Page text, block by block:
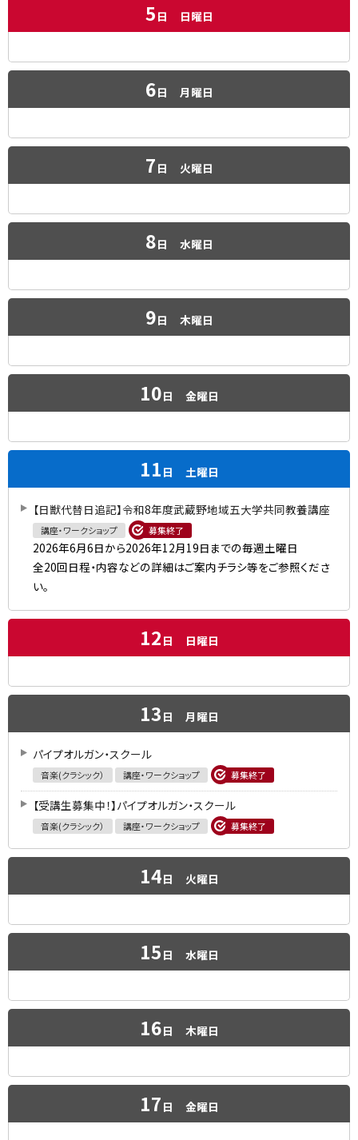
5 日 日曜日
6日 月曜日
7 日 火曜日
8日 水曜日
9日 木曜日
10日 金曜日
11 日 土曜日
【日獣代替日追記】令和8年度武蔵野地域五大学共同教養講座
講座・ワークショップ 募集終了
2026年6月6日から2026年12月19日までの毎週土曜日
全20回日程・内容などの詳細はご案内チラシ等をご参照くださ
い。
12 日 日曜日
13 日 月曜日
パイプオルガン・スクール
音楽(クラシック） 講座・ワークショップ 募集終了
【受講生募集中！】パイプオルガン・スクール
音楽(クラシック） 講座・ワークショップ 募集終了
14日 火曜日
15 日 水曜日
16日 木曜日
17 日 金曜日